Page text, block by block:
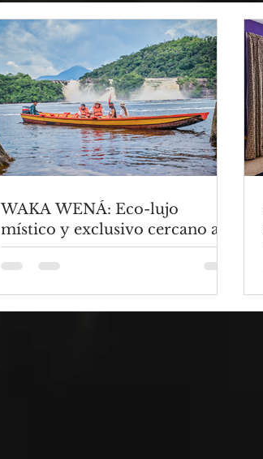
WAKA WENÁ: Eco-lujo
místico y exclusivo cercano a la
Laguna de Canaima